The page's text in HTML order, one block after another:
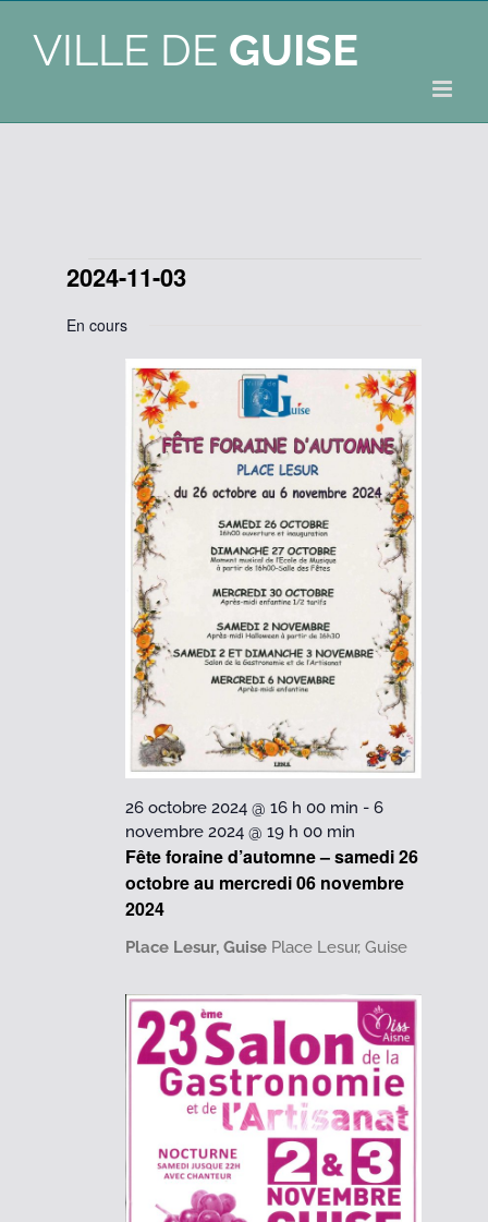
VILLE DE GUISE
Évènements
for
novembre
2024
2024-11-03
une
En cours
Fête foraine d’automne – samedi 26
octobre au mercredi 06 novembre
2024
26 octobre 2024 @ 16 h 00 min -6
novembre 2024 @ 19 h 00 min
Place Lesur, Guise Place Lesur, Guise